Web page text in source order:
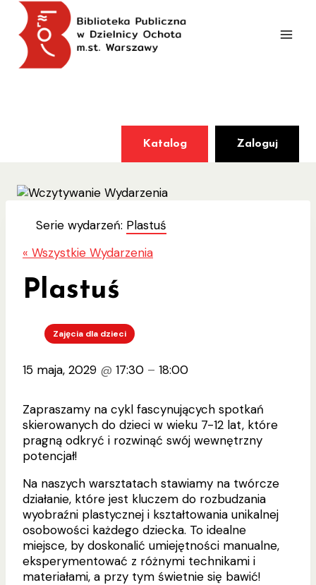
Przejdź
treści
Katalog Zaloguj
Serie wydarzeń: Plastuś
« Wszystkie Wydarzenia
Plastuś
Zajęcia dla dzieci
15 maja, 2029 @ 17:30 – 18:00
Zapraszamy na cykl fascynujących spotkań
skierowanych do dzieci w wieku 7-12 lat, które
pragną odkryć i rozwinąć swój wewnętrzny
potencjał!
Na naszych warsztatach stawiamy na twórcze
działanie, które jest kluczem do rozbudzania
wyobraźni plastycznej i kształtowania unikalnej
osobowości każdego dziecka. To idealne
miejsce, by doskonalić umiejętności manualne,
eksperymentować z różnymi technikami i
materiałami, a przy tym świetnie się bawić!